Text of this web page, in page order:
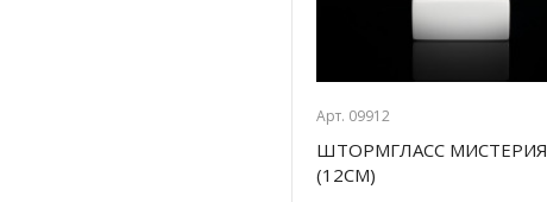
Арт. 09912
ШТОРМГЛАСС МИСТЕРИЯ
(12СМ)